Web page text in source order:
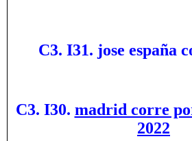
C3. I31. jose españa
C3. I30. madrid corre
2022